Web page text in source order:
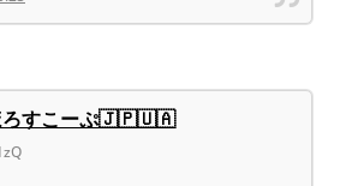
ろすこーぷ🇯🇵🇺🇦